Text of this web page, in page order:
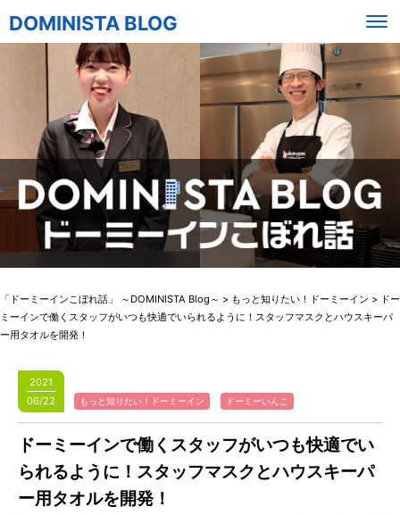
DOMINISTA BLOG
「ドーミーインこぼれ話」 ～DOMINISTA Blog～ > もっと知りたい！ドーミーイン > ドー
ミーインで働くスタッフがいつも快適でいられるように！スタッフマスクとハウスキーパ
ー用タオルを開発！
2021
06/22
もっと知りたい！ドーミーイン ドーミーいんこ
ドーミーインで働くスタッフがいつも快適でい
られるように！スタッフマスクとハウスキーパ
ー用タオルを開発！